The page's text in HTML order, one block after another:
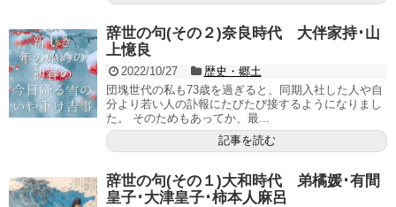
辞世の句(その２)奈良時代 大伴家持･山
上憶良
2022/10/27
歴史・郷土
団塊世代の私も73歳を過ぎると、同期入社した人や自
分より若い人の訃報にたびたび接するようになりまし
た。 そのためもあってか、最...
記事を読む
辞世の句(その１)大和時代 弟橘媛･有間
皇子･大津皇子･柿本人麻呂